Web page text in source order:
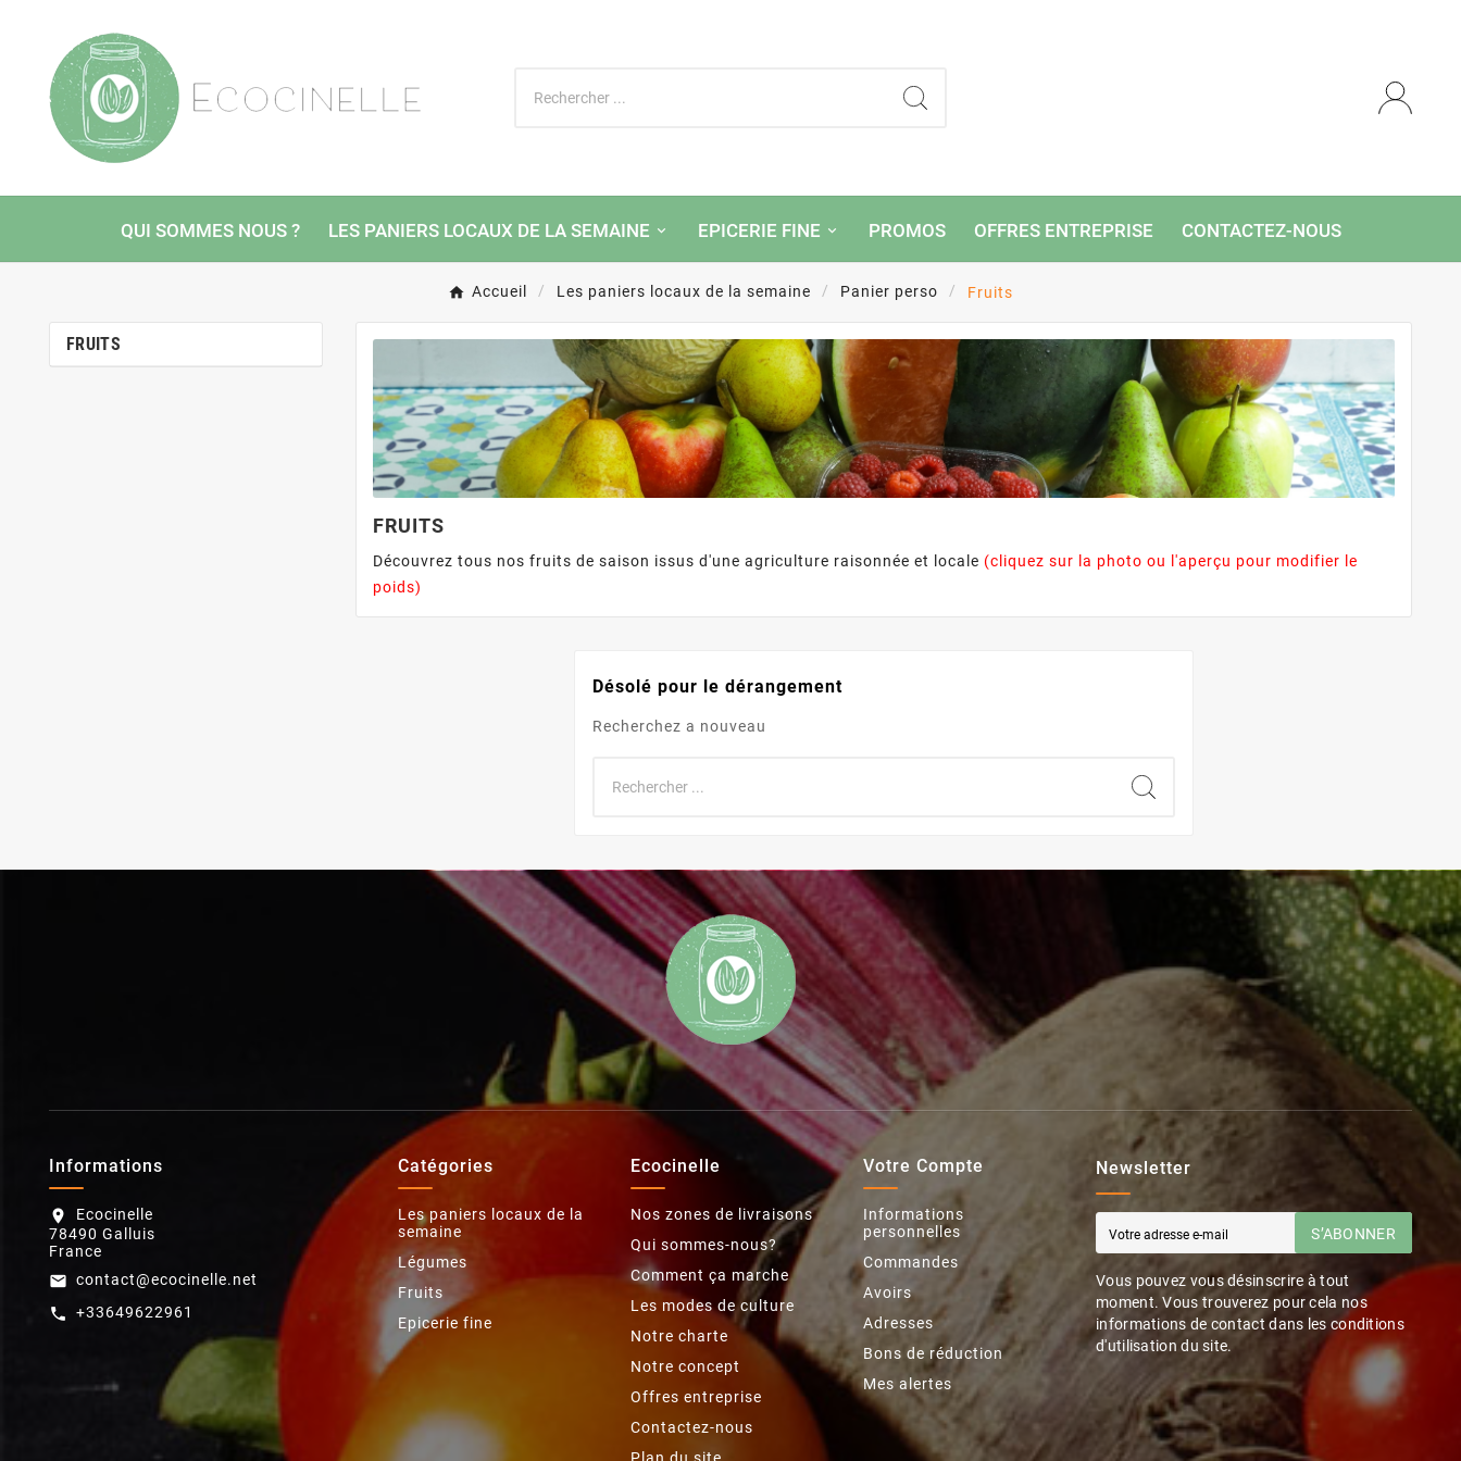
QUI SOMMES NOUS ? LES PANIERS LOCAUX DE LA SEMAINE EPICERIE FINE PROMOS OFFRES ENTREPRISE CONTACTEZ-NOUS
Accueil Les paniers locaux de la semaine Panier perso Fruits
FRUITS
FRUITS
Découvrez tous nos fruits de saison issus d'une agriculture raisonnée et locale (cliquez sur la photo ou l'aperçu pour modifier le
poids)
Désolé pour le dérangement
Recherchez a nouveau
Informations
location_on
Ecocinelle
78490 Galluis
France
email contact@ecocinelle.net
call +33649622961
Catégories
Les paniers locaux de la
semaine
Légumes
Fruits
Epicerie fine
Ecocinelle
Nos zones de livraisons
Qui sommes-nous?
Comment ça marche
Les modes de culture
Notre charte
Notre concept
Offres entreprise
Contactez-nous
Votre Compte
Informations
personnelles
Commandes
Avoirs
Adresses
Bons de réduction
Mes alertes
Newsletter
S’ABONNER
Vous pouvez vous désinscrire à tout
moment. Vous trouverez pour cela nos
informations de contact dans les conditions
d'utilisation du site.